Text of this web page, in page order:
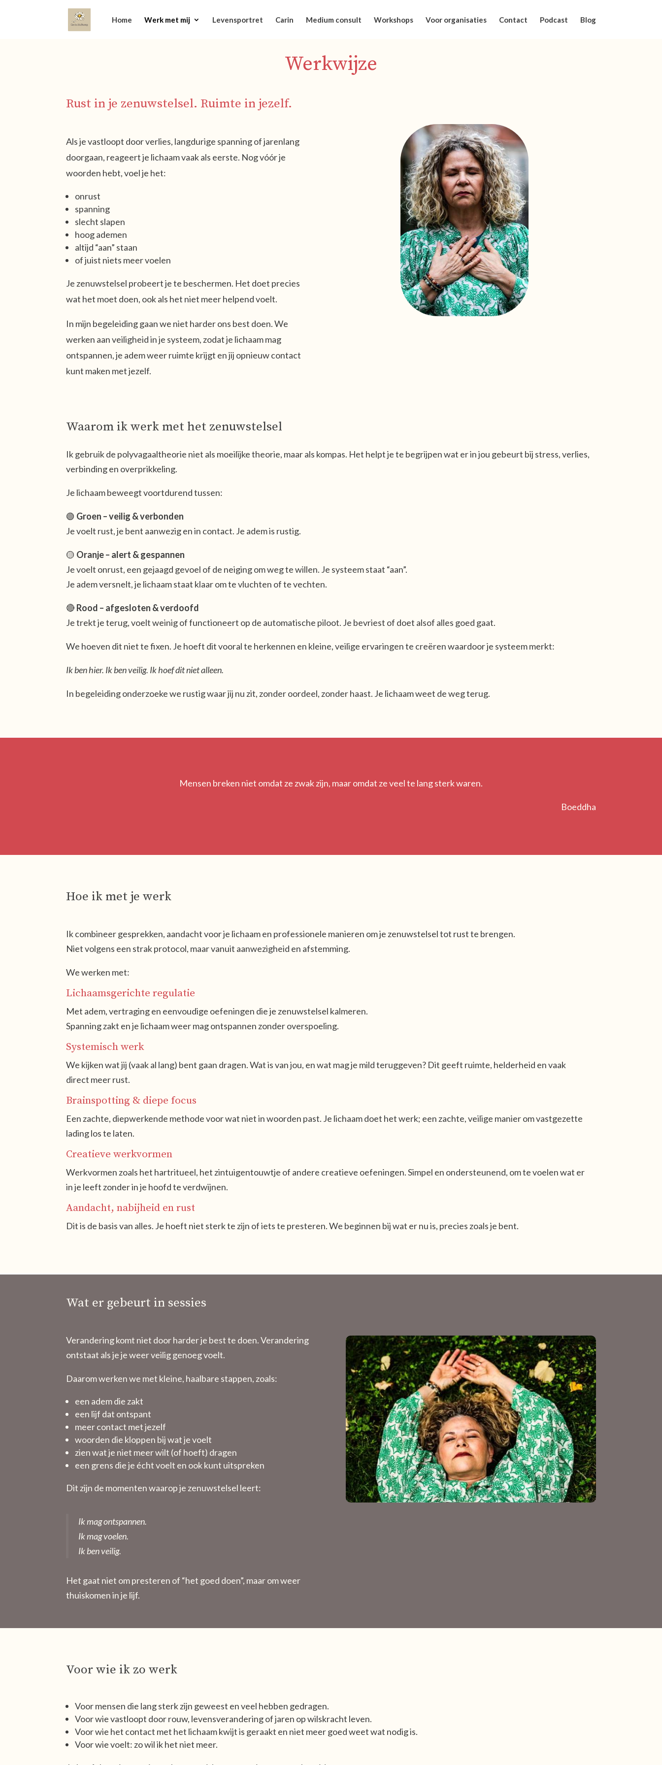
Home Werk met mij Levensportret Carin Medium consult Workshops Voor organisaties Contact Podcast Blog
Werkwijze
Rust in je zenuwstelsel. Ruimte in jezelf.
Als je vastloopt door verlies, langdurige spanning of jarenlang
doorgaan, reageert je lichaam vaak als eerste. Nog vóór je
woorden hebt, voel je het:
onrust
spanning
slecht slapen
hoog ademen
altijd “aan” staan
of juist niets meer voelen
Je zenuwstelsel probeert je te beschermen. Het doet precies
wat het moet doen, ook als het niet meer helpend voelt.
In mijn begeleiding gaan we niet harder ons best doen. We
werken aan veiligheid in je systeem, zodat je lichaam mag
ontspannen, je adem weer ruimte krijgt en jij opnieuw contact
kunt maken met jezelf.
Waarom ik werk met het zenuwstelsel
Ik gebruik de polyvagaaltheorie niet als moeilijke theorie, maar als kompas. Het helpt je te begrijpen wat er in jou gebeurt bij stress, verlies,
verbinding en overprikkeling.
Je lichaam beweegt voortdurend tussen:
🟢 Groen – veilig & verbonden
Je voelt rust, je bent aanwezig en in contact. Je adem is rustig.
🟡 Oranje – alert & gespannen
Je voelt onrust, een gejaagd gevoel of de neiging om weg te willen. Je systeem staat “aan”.
Je adem versnelt, je lichaam staat klaar om te vluchten of te vechten.
🔴 Rood – afgesloten & verdoofd
Je trekt je terug, voelt weinig of functioneert op de automatische piloot. Je bevriest of doet alsof alles goed gaat.
We hoeven dit niet te fixen. Je hoeft dit vooral te herkennen en kleine, veilige ervaringen te creëren waardoor je systeem merkt:
Ik ben hier. Ik ben veilig. Ik hoef dit niet alleen.
In begeleiding onderzoeke we rustig waar jij nu zit, zonder oordeel, zonder haast. Je lichaam weet de weg terug.
Mensen breken niet omdat ze zwak zijn, maar omdat ze veel te lang sterk waren.
Boeddha
Hoe ik met je werk
Ik combineer gesprekken, aandacht voor je lichaam en professionele manieren om je zenuwstelsel tot rust te brengen.
Niet volgens een strak protocol, maar vanuit aanwezigheid en afstemming.
We werken met:
Lichaamsgerichte regulatie
Met adem, vertraging en eenvoudige oefeningen die je zenuwstelsel kalmeren.
Spanning zakt en je lichaam weer mag ontspannen zonder overspoeling.
Systemisch werk
We kijken wat jij (vaak al lang) bent gaan dragen. Wat is van jou, en wat mag je mild teruggeven? Dit geeft ruimte, helderheid en vaak
direct meer rust.
Brainspotting & diepe focus
Een zachte, diepwerkende methode voor wat niet in woorden past. Je lichaam doet het werk; een zachte, veilige manier om vastgezette
lading los te laten.
Creatieve werkvormen
Werkvormen zoals het hartritueel, het zintuigentouwtje of andere creatieve oefeningen. Simpel en ondersteunend, om te voelen wat er
in je leeft zonder in je hoofd te verdwijnen.
Aandacht, nabijheid en rust
Dit is de basis van alles. Je hoeft niet sterk te zijn of iets te presteren. We beginnen bij wat er nu is, precies zoals je bent.
Wat er gebeurt in sessies
Verandering komt niet door harder je best te doen. Verandering
ontstaat als je je weer veilig genoeg voelt.
Daarom werken we met kleine, haalbare stappen, zoals:
een adem die zakt
een lijf dat ontspant
meer contact met jezelf
woorden die kloppen bij wat je voelt
zien wat je niet meer wilt (of hoeft) dragen
een grens die je écht voelt en ook kunt uitspreken
Dit zijn de momenten waarop je zenuwstelsel leert:
Ik mag ontspannen.
Ik mag voelen.
Ik ben veilig.
Het gaat niet om presteren of “het goed doen”, maar om weer
thuiskomen in je lijf.
Voor wie ik zo werk
Voor mensen die lang sterk zijn geweest en veel hebben gedragen.
Voor wie vastloopt door rouw, levensverandering of jaren op wilskracht leven.
Voor wie het contact met het lichaam kwijt is geraakt en niet meer goed weet wat nodig is.
Voor wie voelt: zo wil ik het niet meer.